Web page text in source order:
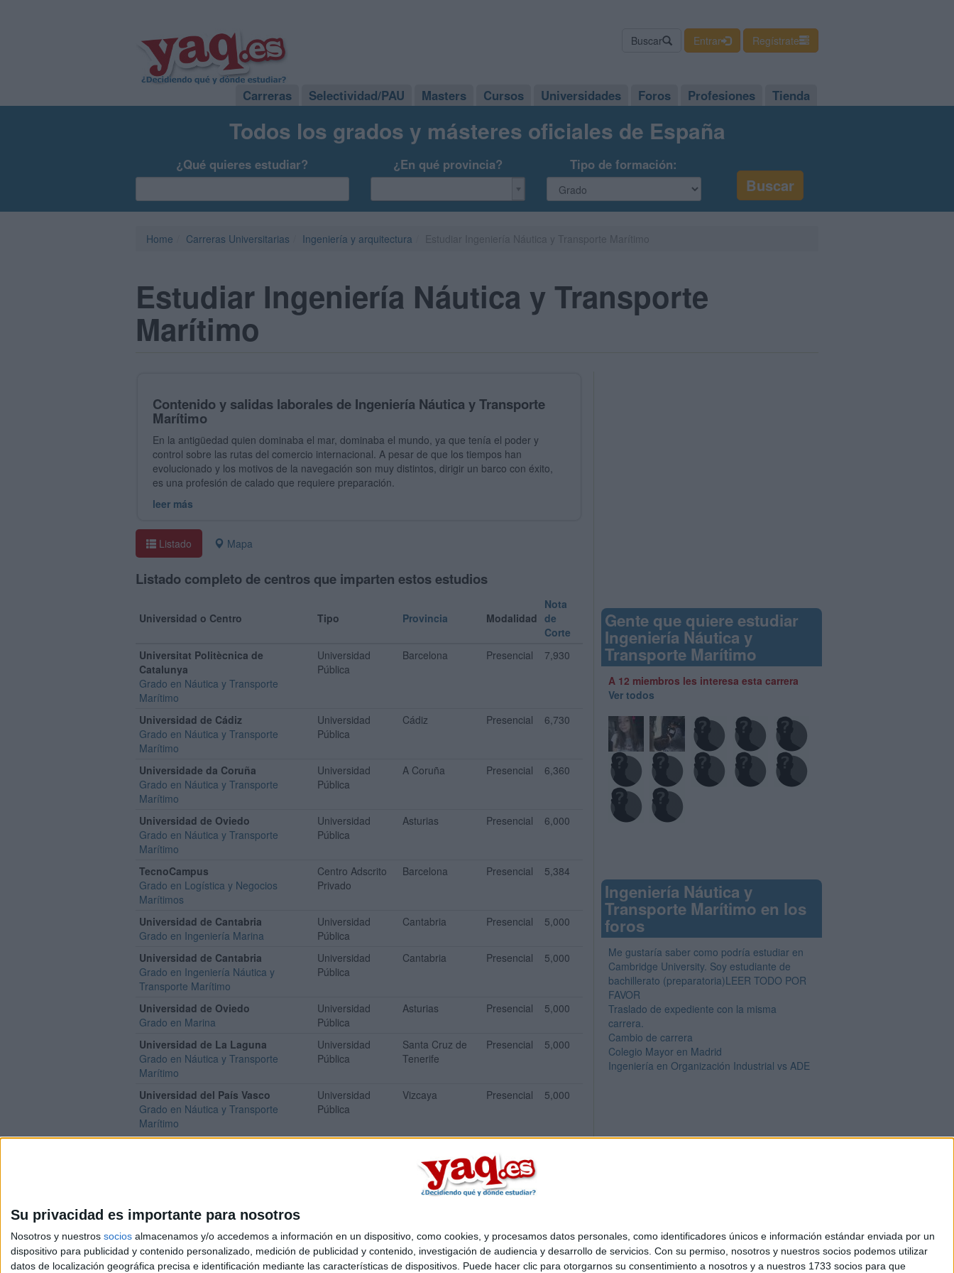
Su privacidad es importante para nosotros
Nosotros y nuestros socios almacenamos y/o accedemos a información en un dispositivo, como cookies, y procesamos datos personales, como identificadores únicos e información estándar enviada por un
dispositivo para publicidad y contenido personalizado, medición de publicidad y contenido, investigación de audiencia y desarrollo de servicios. Con su permiso, nosotros y nuestros socios podemos utilizar
datos de localización geográfica precisa e identificación mediante las características de dispositivos. Puede hacer clic para otorgarnos su consentimiento a nosotros y a nuestros 1733 socios para que
Buscar Entrar Regístrate
Carreras Selectividad/PAU Masters Cursos Universidades Foros Profesiones Tienda
Todos los grados y másteres oficiales de España
¿Qué quieres estudiar? ¿En qué provincia? Tipo de formación:
Home Carreras Universitarias Ingeniería y arquitectura
Estudiar Ingeniería Náutica y Transporte
Marítimo
Contenido y salidas laborales de Ingeniería Náutica y Transporte
Marítimo
En la antigüedad quien dominaba el mar, dominaba el mundo, ya que tenía el poder y
control sobre las rutas del comercio internacional. A pesar de que los tiempos han
evolucionado y los motivos de la navegación son muy distintos, dirigir un barco con éxito,
es una profesión de calado que requiere preparación.
leer más
Listado Mapa
Listado completo de centros que imparten estos estudios
Universidad o Centro Tipo Provincia Modalidad
Nota
de
Corte
Universitat Politècnica de
Catalunya
Grado en Náutica y Transporte
Marítimo
Universidad
Pública
Barcelona Presencial 7,930
Universidad de Cádiz
Grado en Náutica y Transporte
Marítimo
Universidad
Pública
Cádiz Presencial 6,730
Universidade da Coruña
Grado en Náutica y Transporte
Marítimo
Universidad
Pública
A Coruña Presencial 6,360
Universidad de Oviedo
Grado en Náutica y Transporte
Marítimo
Universidad
Pública
Asturias Presencial 6,000
TecnoCampus
Grado en Logística y Negocios
Marítimos
Centro Adscrito
Privado
Barcelona Presencial 5,384
Universidad de Cantabria
Grado en Ingeniería Marina
Universidad
Pública
Cantabria Presencial 5,000
Universidad de Cantabria
Grado en Ingeniería Náutica y
Transporte Marítimo
Universidad
Pública
Cantabria Presencial 5,000
Universidad de Oviedo
Grado en Marina
Universidad
Pública
Asturias Presencial 5,000
Universidad de La Laguna
Grado en Náutica y Transporte
Marítimo
Universidad
Pública
Santa Cruz de
Tenerife
Presencial 5,000
Universidad del País Vasco
Grado en Náutica y Transporte
Marítimo
Universidad
Pública
Vizcaya Presencial 5,000
Gente que quiere estudiar
Ingeniería Náutica y
Transporte Marítimo
A 12 miembros les interesa esta carrera
Ver todos
Ingeniería Náutica y
Transporte Marítimo en los
foros
Me gustaría saber como podría estudiar en
Cambridge University. Soy estudiante de
bachillerato (preparatoria)LEER TODO POR
FAVOR
Traslado de expediente con la misma
carrera.
Cambio de carrera
Colegio Mayor en Madrid
Ingeniería en Organización Industrial vs ADE
Quiénes somos|Contactar|Anúnciate
Aviso legal|Politica de privacidad|Condiciones generales|Política de cookies
© 2003-2026Compás Mediterráneo S.L.- Diego de León 47 - 28006 Madrid [ESPAÑA] - Tel. +34 91 593 2767